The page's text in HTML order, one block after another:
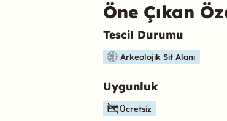
Öne Çıkan
Bu mekanın öne çıkan
Tescil Durumu
Arkeolojik Sit Alanı
Uygunluk
Ücretsiz